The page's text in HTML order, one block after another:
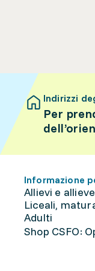
Indirizzi
Per
Informazione
Allievi e allieve
Liceali,
Adulti
Shop CSFO: